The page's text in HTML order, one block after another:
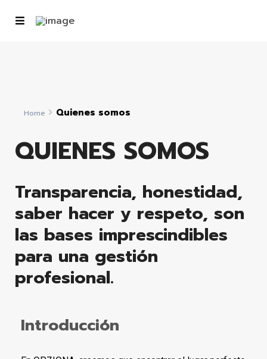
Home Quienes somos
QUIENES SOMOS
Transparencia, honestidad,
saber hacer y respeto, son
las bases imprescindibles
para una gestión
profesional.
Introducción